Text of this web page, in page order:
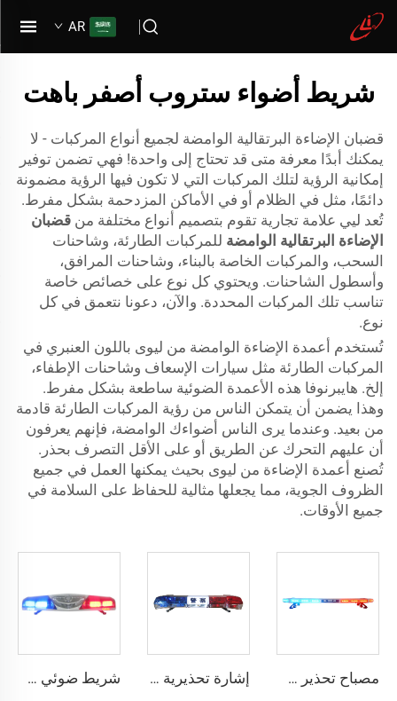
AR
شريط أضواء ستروب أصفر باهت
قضبان الإضاءة البرتقالية الوامضة لجميع أنواع المركبات - لا
يمكنك أبدًا معرفة متى قد تحتاج إلى واحدة! فهي تضمن توفير
إمكانية الرؤية لتلك المركبات التي لا تكون فيها الرؤية مضمونة
دائمًا، مثل في الظلام أو في الأماكن المزدحمة بشكل مفرط.
تُعد ليي علامة تجارية تقوم بتصميم أنواع مختلفة من قضبان
الإضاءة البرتقالية الوامضة للمركبات الطارئة، وشاحنات
السحب، والمركبات الخاصة بالبناء، وشاحنات المرافق،
وأسطول الشاحنات. ويحتوي كل نوع على خصائص خاصة
تناسب تلك المركبات المحددة. والآن، دعونا نتعمق في كل
نوع.
تُستخدم أعمدة الإضاءة الوامضة من ليوى باللون العنبري في
المركبات الطارئة مثل سيارات الإسعاف وشاحنات الإطفاء،
إلخ. هايبرنوفا هذه الأعمدة الضوئية ساطعة بشكل مفرط.
وهذا يضمن أن يتمكن الناس من رؤية المركبات الطارئة قادمة
من بعيد. وعندما يرى الناس أضواءك الوامضة، فإنهم يعرفون
أن عليهم التحرك عن الطريق أو على الأقل التصرف بحذر.
تُصنع أعمدة الإضاءة من ليوى بحيث يمكنها العمل في جميع
الظروف الجوية، مما يجعلها مثالية للحفاظ على السلامة في
جميع الأوقات.
مصباح تحذير شرطة رفيع جدًا ومنخفض الارتفاع باستخدام LED إشارة تحذيرية دوارة من الهالوجين على شكل حرف I للشرطة شريط ضوئي طوارئ للشرطة التقليدي